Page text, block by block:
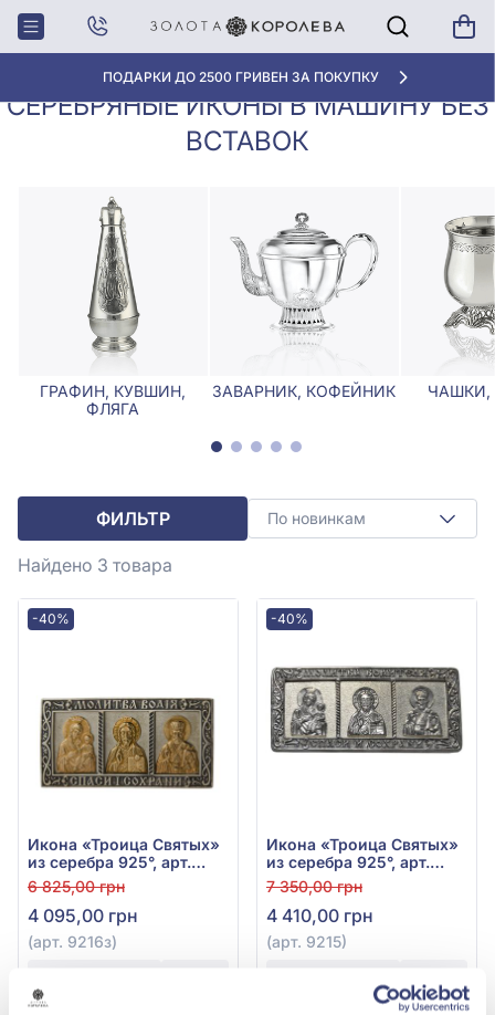
ПОДАРКИ ДО 2500 ГРИВЕН ЗА ПОКУПКУ
Главная
Столовое
серебро
Серебряные иконы в машину без
вставок
СЕРЕБРЯНЫЕ ИКОНЫ В МАШИНУ БЕЗ
ВСТАВОК
ГРАФИН, КУВШИН,
ФЛЯГА
ЗАВАРНИК, КОФЕЙНИК ЧАШКИ,
ФИЛЬТР По новинкам
Найдено 3 товара
-40%
Икона «Троица Святых»
из серебра 925°, арт.
9216з
6 825,00 грн
4 095,00 грн
(арт. 9216з)
-40%
Икона «Троица Святых»
из серебра 925°, арт.
9215
7 350,00 грн
4 410,00 грн
(арт. 9215)